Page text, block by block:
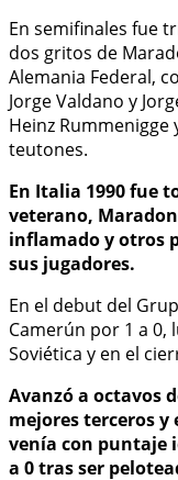
En semifinales fue
dos gritos de
Alemania Federal,
Jorge Valdano y
Heinz
teutones.
En Italia 1990 fue
veterano,
inflamado y otros
sus jugadores.
En el debut del
Camerún por 1 a 0,
Soviética y en el
Avanzó a octavos
mejores terceros y
venía con puntaje
a 0 tras ser